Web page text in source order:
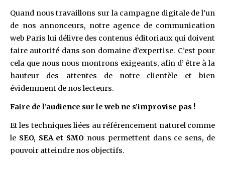
Quand nous travaillons sur la campagne digitale de l’un
de nos annonceurs, notre agence de communication
web Paris lui délivre des contenus éditoriaux qui doivent
faire autorité dans son domaine d’expertise. C’est pour
cela que nous nous montrons exigeants, afin d’ être à la
hauteur des attentes de notre clientèle et bien
évidemment de nos lecteurs.
Faire de l’audience sur le web ne s’improvise pas !
Et les techniques liées au référencement naturel comme
le SEO, SEA et SMO nous permettent dans ce sens, de
pouvoir atteindre nos objectifs.